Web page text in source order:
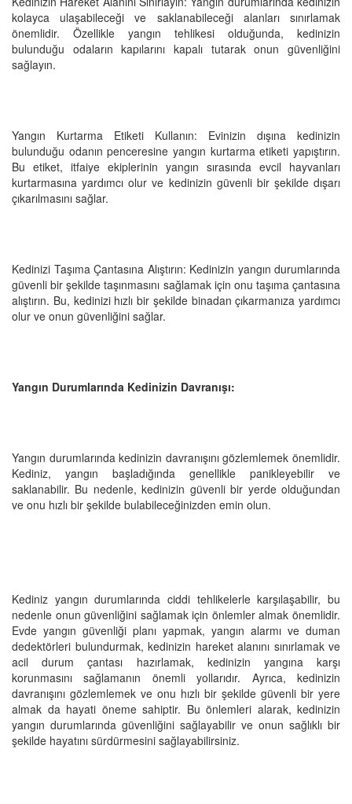
kolayca ulaşabileceği ve saklanabileceği alanları sınırlamak
önemlidir. Özellikle yangın tehlikesi olduğunda, kedinizin
bulunduğu odaların kapılarını kapalı tutarak onun güvenliğini
sağlayın.
Yangın Kurtarma Etiketi Kullanın: Evinizin dışına kedinizin
bulunduğu odanın penceresine yangın kurtarma etiketi yapıştırın.
Bu etiket, itfaiye ekiplerinin yangın sırasında evcil hayvanları
kurtarmasına yardımcı olur ve kedinizin güvenli bir şekilde dışarı
çıkarılmasını sağlar.
Kedinizi Taşıma Çantasına Alıştırın: Kedinizin yangın durumlarında
güvenli bir şekilde taşınmasını sağlamak için onu taşıma çantasına
alıştırın. Bu, kedinizi hızlı bir şekilde binadan çıkarmanıza yardımcı
olur ve onun güvenliğini sağlar.
Yangın Durumlarında Kedinizin Davranışı:
Yangın durumlarında kedinizin davranışını gözlemlemek önemlidir.
Kediniz, yangın başladığında genellikle panikleyebilir ve
saklanabilir. Bu nedenle, kedinizin güvenli bir yerde olduğundan
ve onu hızlı bir şekilde bulabileceğinizden emin olun.
Kediniz yangın durumlarında ciddi tehlikelerle karşılaşabilir, bu
nedenle onun güvenliğini sağlamak için önlemler almak önemlidir.
Evde yangın güvenliği planı yapmak, yangın alarmı ve duman
dedektörleri bulundurmak, kedinizin hareket alanını sınırlamak ve
acil durum çantası hazırlamak, kedinizin yangına karşı
korunmasını sağlamanın önemli yollarıdır. Ayrıca, kedinizin
davranışını gözlemlemek ve onu hızlı bir şekilde güvenli bir yere
almak da hayati öneme sahiptir. Bu önlemleri alarak, kedinizin
yangın durumlarında güvenliğini sağlayabilir ve onun sağlıklı bir
şekilde hayatını sürdürmesini sağlayabilirsiniz.